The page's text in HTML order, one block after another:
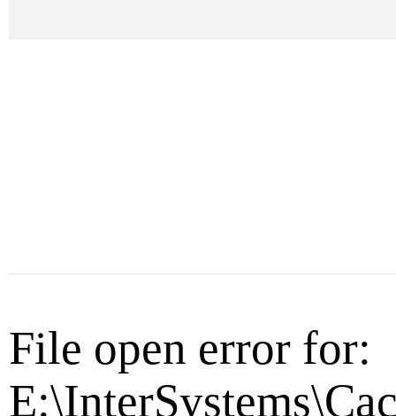
File open error for: